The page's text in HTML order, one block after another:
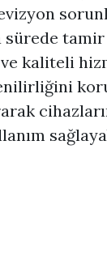
sürede
kaliteli